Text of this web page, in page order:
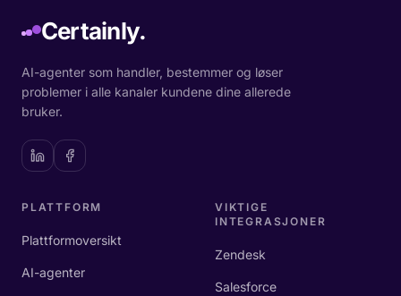
Certainly.
AI-agenter som handler, bestemmer og løser
problemer i alle kanaler kundene dine allerede
bruker.
PLATTFORM
Plattformoversikt
AI-agenter
VIKTIGE
INTEGRASJONER
Zendesk
Salesforce